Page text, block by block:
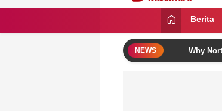
Daily Nusantara
Menyajikan Fakta,Berita
NEWS Why North Bali